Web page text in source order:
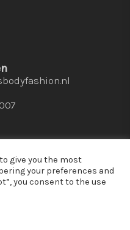
by:
give you the most
your preferences and
you consent to the use